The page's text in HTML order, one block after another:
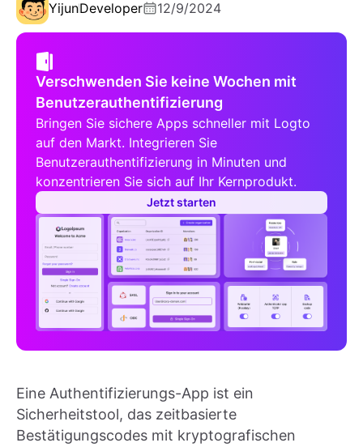
YijunDeveloper 12/9/2024
Verschwenden Sie keine Wochen mit
Benutzerauthentifizierung
Bringen Sie sichere Apps schneller mit Logto
auf den Markt. Integrieren Sie
Benutzerauthentifizierung in Minuten und
konzentrieren Sie sich auf Ihr Kernprodukt.
Jetzt starten
Eine Authentifizierungs-App ist ein
Sicherheitstool, das zeitbasierte
Bestätigungscodes mit kryptografischen